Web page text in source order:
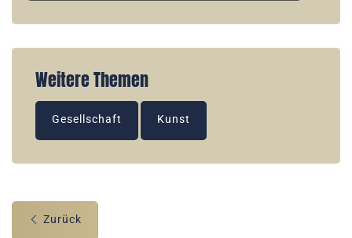
Weitere Themen
Gesellschaft Kunst
Zurück